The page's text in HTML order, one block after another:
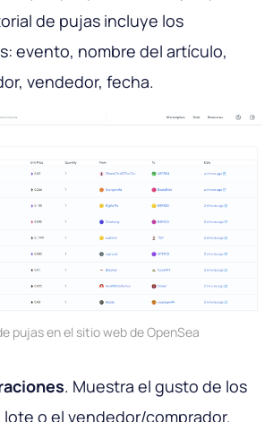
de pujas incluye los
evento, nombre del artículo,
vendedor, fecha.
pujas en el sitio web de OpenSea
. Muestra el gusto de los
o el vendedor/comprador.